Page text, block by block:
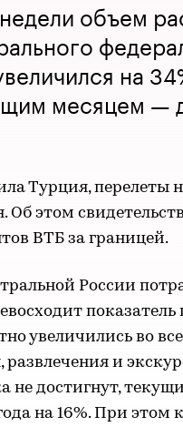
объем
на
месяцем —
Турция, перелеты
этом
ВТБ за границей.
России
увеличились во
и
не достигнут,
на 16%. При этом